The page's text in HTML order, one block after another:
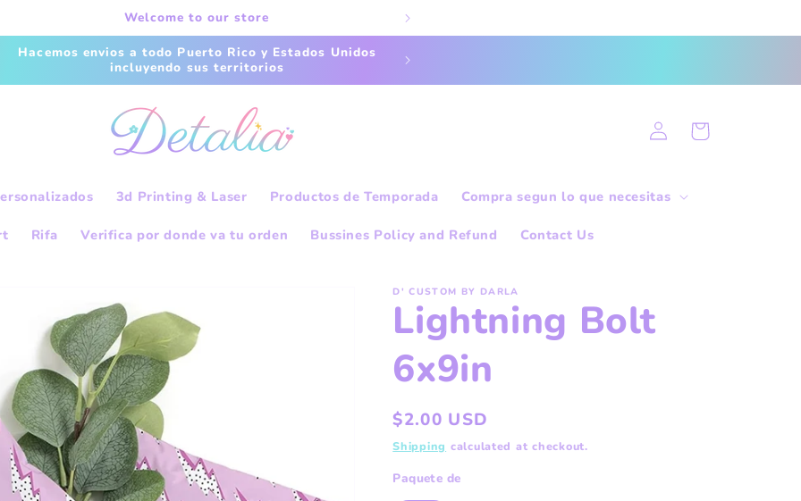
Welcome to our store
Hacemos envios a todo Puerto Rico y Estados Unidos
incluyendo sus territorios
3d Printing & Laser Productos de Temporada Compra segun lo que necesitas
Rifa Verifica por donde va tu orden Bussines Policy and Refund Contact Us
Log
in
Cart
D' CUSTOM BY DARLA
Lightning Bolt
6x9in
Regular
price
$2.00 USD
Shipping calculated at checkout.
Paquete de